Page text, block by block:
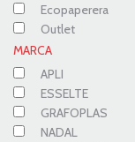
Ecopaperera
Outlet
MARCA
APLI
ESSELTE
GRAFOPLAS
NADAL